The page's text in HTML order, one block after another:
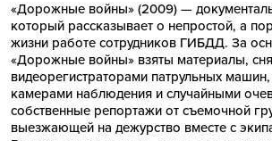
«Дорожные войны» (2009) —
который рассказывает о непростой, а
жизни работе сотрудников ГИБДД. За
«Дорожные войны» взяты материалы,
видеорегистраторами патрульных
камерами наблюдения и случайными
собственные репортажи от съемочной
выезжающей на дежурство вместе с